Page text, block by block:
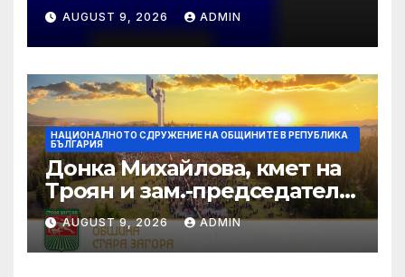
AUGUST 9, 2026 ADMIN
НАЦИОНАЛНОТО СДРУЖЕНИЕ НА ОБЩИНИТЕ В РЕПУБЛИКА
БЪЛГАРИЯ
Донка Михайлова, кмет на
Троян и зам.-председател
на НСОРБ: Знаем какво е
произведено, как е
произведено и какво влиза
AUGUST 9, 2026 ADMIN